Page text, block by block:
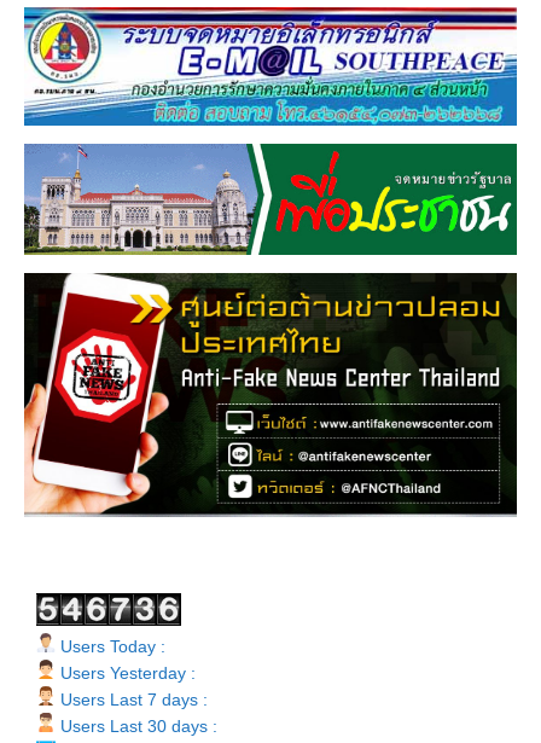
Users Today :
Users Yesterday :
Users Last 7 days :
Users Last 30 days :